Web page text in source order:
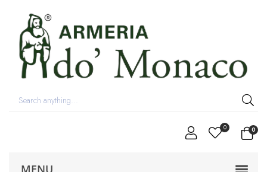
0 0
MENU